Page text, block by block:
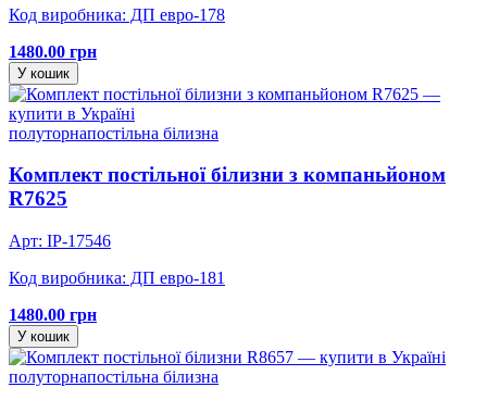
Код виробника: ДП евро-178
1480.00 грн
У кошик
полуторнапостільна білизна
Комплект постільної білизни з компаньйоном
R7625
Арт: IP-17546
Код виробника: ДП евро-181
1480.00 грн
У кошик
полуторнапостільна білизна